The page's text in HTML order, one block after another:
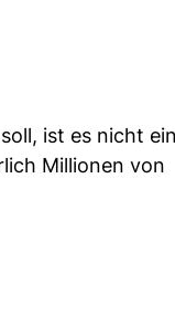
ist es nicht
Millionen von